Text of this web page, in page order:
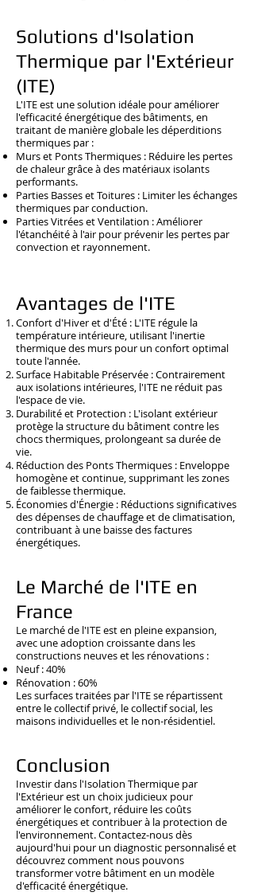
Solutions d'Isolation
Thermique par l'Extérieur
(ITE)
L'ITE est une solution idéale pour améliorer
l'efficacité énergétique des bâtiments, en
traitant de manière globale les déperditions
thermiques par :
Murs et Ponts Thermiques : Réduire les pertes
de chaleur grâce à des matériaux isolants
performants.
Parties Basses et Toitures : Limiter les échanges
thermiques par conduction.
Parties Vitrées et Ventilation : Améliorer
l'étanchéité à l'air pour prévenir les pertes par
convection et rayonnement.
Avantages de l'ITE
Confort d'Hiver et d'Été : L'ITE régule la
température intérieure, utilisant l'inertie
thermique des murs pour un confort optimal
toute l'année.
Surface Habitable Préservée : Contrairement
aux isolations intérieures, l'ITE ne réduit pas
l'espace de vie.
Durabilité et Protection : L'isolant extérieur
protège la structure du bâtiment contre les
chocs thermiques, prolongeant sa durée de
vie.
Réduction des Ponts Thermiques : Enveloppe
homogène et continue, supprimant les zones
de faiblesse thermique.
Économies d'Énergie : Réductions significatives
des dépenses de chauffage et de climatisation,
contribuant à une baisse des factures
énergétiques.
Le Marché de l'ITE en
France
Le marché de l'ITE est en pleine expansion,
avec une adoption croissante dans les
constructions neuves et les rénovations :
Neuf : 40%
Rénovation : 60%
Les surfaces traitées par l'ITE se répartissent
entre le collectif privé, le collectif social, les
maisons individuelles et le non-résidentiel.
Conclusion
Investir dans l'Isolation Thermique par
l'Extérieur est un choix judicieux pour
améliorer le confort, réduire les coûts
énergétiques et contribuer à la protection de
l'environnement. Contactez-nous dès
aujourd'hui pour un diagnostic personnalisé et
découvrez comment nous pouvons
transformer votre bâtiment en un modèle
d'efficacité énergétique.